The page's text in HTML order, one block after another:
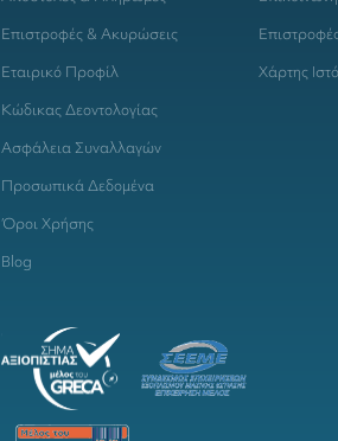
Επιστροφές & Ακυρώσεις
Εταιρικό Προφίλ
Κώδικας Δεοντολογίας
Ασφάλεια Συναλλαγών
Προσωπικά Δεδομένα
Όροι Χρήσης
Blog
Χάρτης